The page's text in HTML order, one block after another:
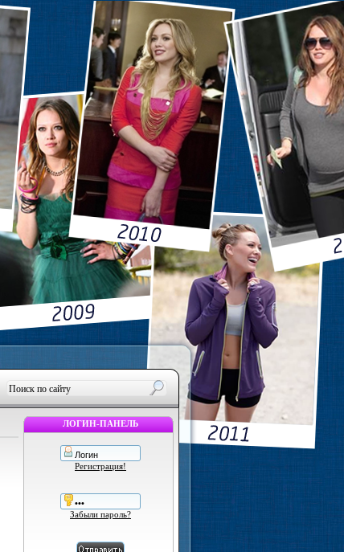
ЛОГИН-ПАНЕЛЬ
Регистрация!
Забыли пароль?